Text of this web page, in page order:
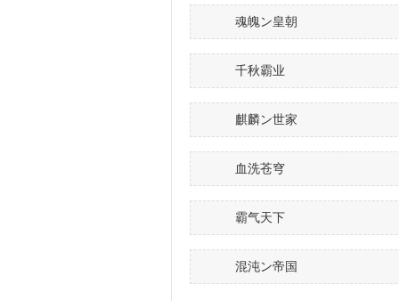
魂魄ン皇朝
千秋霸业
麒麟ン世家
血洗苍穹
霸气天下
混沌ン帝国